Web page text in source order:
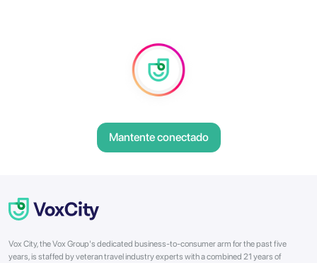
Mantente conectado
Vox City, the Vox Group's dedicated business-to-consumer arm for the past five
years, is staffed by veteran travel industry experts with a combined 21 years of